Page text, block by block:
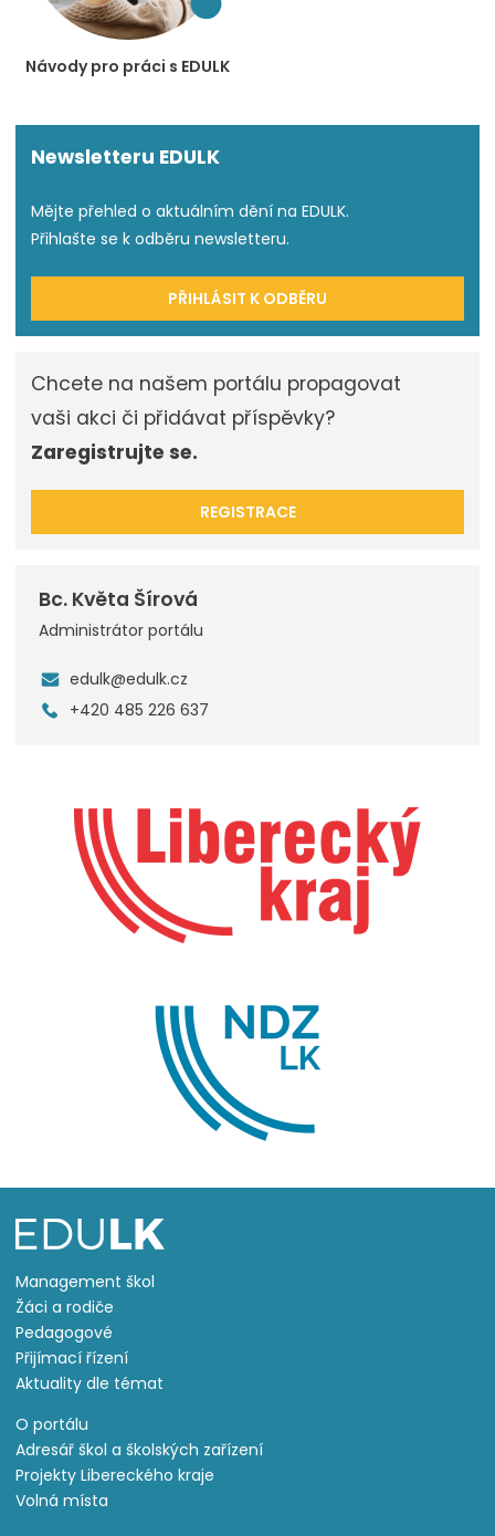
Návody pro práci s EDULK
Newsletteru EDULK
Mějte přehled o aktuálním dění na EDULK.
Přihlašte se k odběru newsletteru.
PŘIHLÁSIT K ODBĚRU
Chcete na našem portálu propagovat
vaši akci či přidávat příspěvky?
Zaregistrujte se.
REGISTRACE
Bc. Květa Šírová
Administrátor portálu
edulk@edulk.cz
+420 485 226 637
Management škol
Žáci a rodiče
Pedagogové
Přijímací řízení
Aktuality dle témat
O portálu
Adresář škol a školských zařízení
Projekty Libereckého kraje
Volná místa